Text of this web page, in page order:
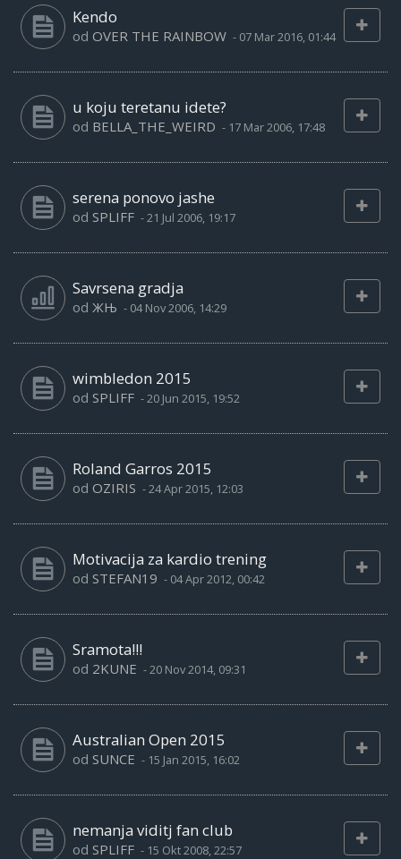
Kendo
od OVER THE RAINBOW - 07 Mar 2016, 01:44
u koju teretanu idete?
od BELLA_THE_WEIRD - 17 Mar 2006, 17:48
serena ponovo jashe
od SPLIFF -21 Jul 2006, 19:17
Savrsena gradja
od ЖЊ - 04 Nov 2006, 14:29
wimbledon 2015
od SPLIFF -20 Jun 2015, 19:52
Roland Garros 2015
od OZIRIS -24 Apr 2015, 12:03
Motivacija za kardio trening
od STEFAN19 - 04 Apr 2012, 00:42
Sramota!!!
od 2KUNE -20 Nov 2014, 09:31
Australian Open 2015
od SUNCE - 15 Jan 2015, 16:02
nemanja viditj fan club
od SPLIFF - 15 Okt 2008, 22:57